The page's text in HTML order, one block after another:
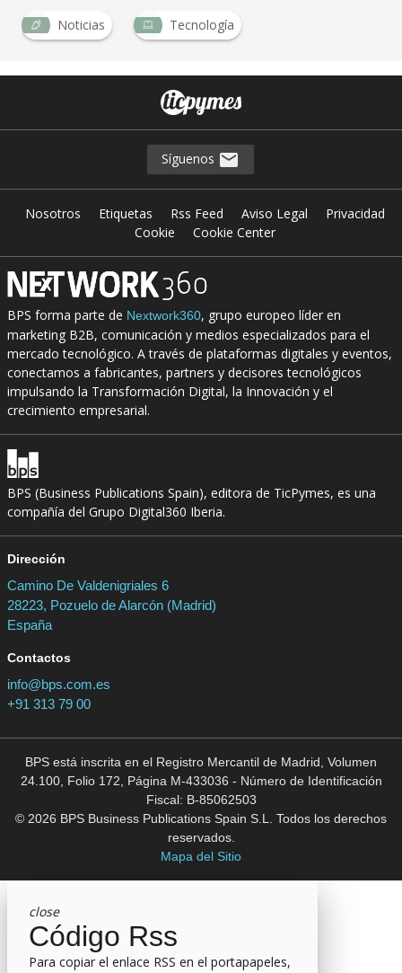
Noticias Tecnología
Síguenos
Nosotros Etiquetas Rss Feed Aviso Legal
Privacidad
Cookie
Cookie Center
BPS forma parte de Nextwork360, grupo europeo líder en
marketing B2B, comunicación y medios especializados para el
mercado tecnológico. A través de plataformas digitales y eventos,
conectamos a fabricantes, partners y decisores tecnológicos
impulsando la Transformación Digital, la Innovación y el
crecimiento empresarial.
BPS (Business Publications Spain), editora de TicPymes, es una
compañía del Grupo Digital360 Iberia.
Dirección
Camino De Valdenigriales 6
28223, Pozuelo de Alarcón (Madrid)
España
Contactos
info@bps.com.es
+91 313 79 00
BPS está inscrita en el Registro Mercantil de Madrid, Volumen
24.100, Folio 172, Página M-433036 - Número de Identificación
Fiscal: B-85062503
© 2026 BPS Business Publications Spain S.L. Todos los derechos
reservados.
Mapa del Sitio
close
Código Rss
Para copiar el enlace RSS en el portapapeles,